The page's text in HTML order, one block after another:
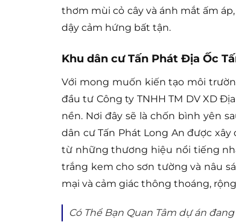
thơm mùi cỏ cây và ánh mắt ấm
dậy cảm hứng bất tận.
Khu dân cư Tấn Phát Địa Ốc
Với mong muốn kiến tạo môi
đầu tư Công ty TNHH TM DV XD
nền. Nơi đây sẽ là chốn bình yên
dân cư Tấn Phát Long An được
từ những thương hiệu nổi tiếng
trắng kem cho sơn tường và nâu
mại và cảm giác thông thoáng,
Có Thể Bạn Quan Tâm dự án